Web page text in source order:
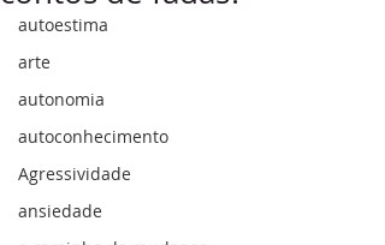
autoestima
arte
autonomia
autoconhecimento
Agressividade
ansiedade